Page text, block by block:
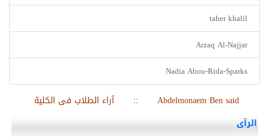
taher khalil
Arzaq Al-Najjar
Nadia Abou-Rida-Sparks
Abdelmonaem Ben said
::
آراء الطلاب فى الكلية
الرآى